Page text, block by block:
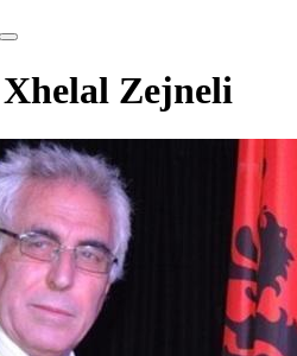
Zejneli